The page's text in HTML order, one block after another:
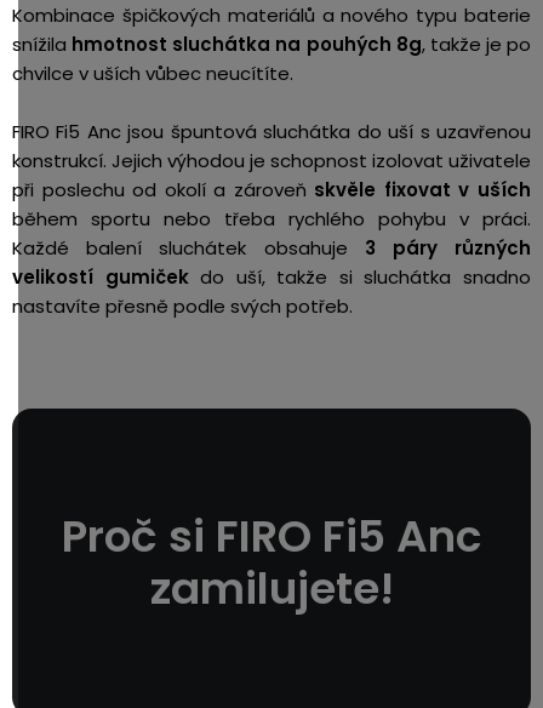
Kombinace špičkových materiálů a nového typu baterie
snížila hmotnost sluchátka na pouhých 8g, takže je po
chvilce v uších vůbec neucítíte.
FIRO Fi5 Anc jsou špuntová sluchátka do uší s uzavřenou
konstrukcí. Jejich výhodou je schopnost izolovat uživatele
při poslechu od okolí a zároveň skvěle fixovat v uších
během sportu nebo třeba rychlého pohybu v práci.
Každé balení sluchátek obsahuje 3 páry různých
velikostí gumičekdo uší, takže si sluchátka snadno
nastavíte přesně podle svých potřeb.
Proč si FIRO Fi5 Anc
zamilujete!